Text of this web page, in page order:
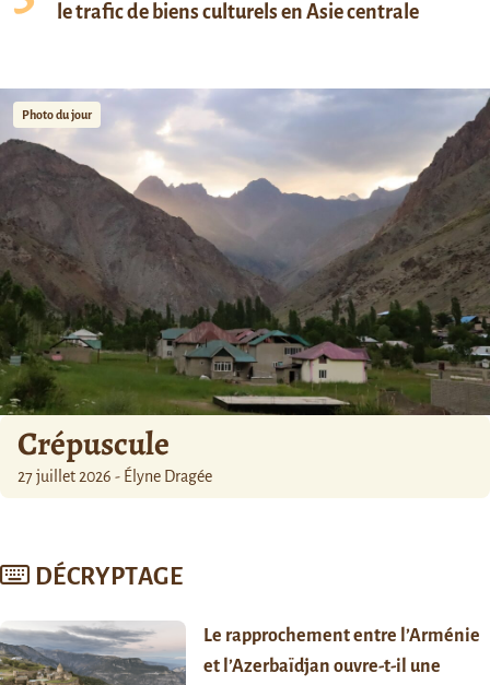
le trafic de biens culturels en Asie centrale
Photo du jour
Crépuscule
27 juillet 2026 - Élyne Dragée
DÉCRYPTAGE
Le rapprochement entre l’Arménie
et l’Azerbaïdjan ouvre-t-il une